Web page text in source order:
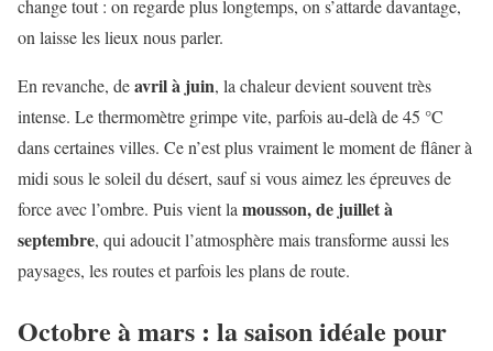
change tout : on regarde plus longtemps, on s’attarde davantage,
on laisse les lieux nous parler.
En revanche, deavril à juin, la chaleur devient souvent très
intense. Le thermomètre grimpe vite, parfois au-delà de 45 °C
dans certaines villes. Ce n’est plus vraiment le moment de flâner à
midi sous le soleil du désert, sauf si vous aimez les épreuves de
force avec l’ombre. Puis vient la mousson, de juillet à
septembre, qui adoucit l’atmosphère mais transforme aussi les
paysages, les routes et parfois les plans de route.
Octobre à mars : la saison idéale pour